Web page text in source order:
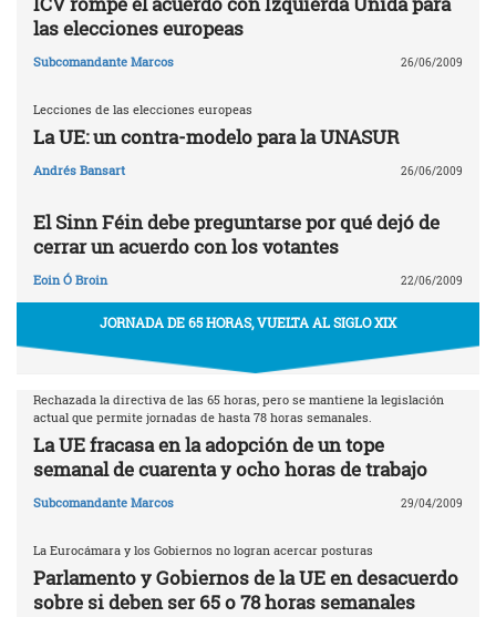
las elecciones europeas
Subcomandante Marcos 26/06/2009
Lecciones de las elecciones europeas
La UE: un contra-modelo para la UNASUR
Andrés Bansart 26/06/2009
El Sinn Féin debe preguntarse por qué dejó de
cerrar un acuerdo con los votantes
Eoin Ó Broin 22/06/2009
JORNADA DE 65 HORAS, VUELTA AL SIGLO XIX
Rechazada la directiva de las 65 horas, pero se mantiene la legislación
actual que permite jornadas de hasta 78 horas semanales.
La UE fracasa en la adopción de un tope
semanal de cuarenta y ocho horas de trabajo
Subcomandante Marcos 29/04/2009
La Eurocámara y los Gobiernos no logran acercar posturas
Parlamento y Gobiernos de la UE en desacuerdo
sobre si deben ser 65 o 78 horas semanales